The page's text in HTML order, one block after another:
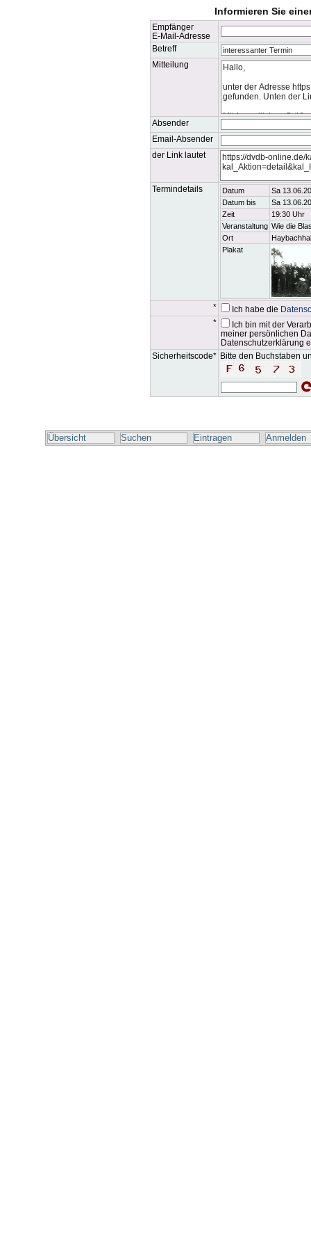
Informieren Sie
Empfänger
E-Mail-Adresse
Betreff
Mitteilung
Absender
Email-Absender
der Link lautet
Termindetails Datum
Sa
Datum bis
Sa
Zeit
19:30 Uhr
Veranstaltung Wie die
Ort
Plakat
* Ich habe die
*
Ich bin mit der
meiner persönlichen
Datenschutzerklärung
Sicherheitscode* Bitte den Buchstaben
Übersicht Suchen Eintragen Anmelden